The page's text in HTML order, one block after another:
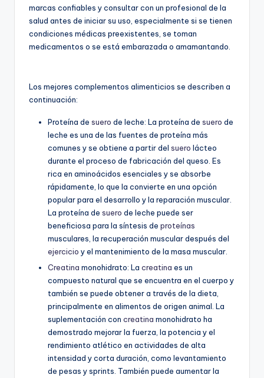
marcas confiables y consultar con un profesional de la
salud antes de iniciar su uso, especialmente si se tienen
condiciones médicas preexistentes, se toman
medicamentos o se está embarazada o amamantando.
Los mejores complementos alimenticios se describen a
continuación:
Proteína de suero de leche: La proteína de suero de
leche es una de las fuentes de proteína más
comunes y se obtiene a partir del suero lácteo
durante el proceso de fabricación del queso. Es
rica en aminoácidos esenciales y se absorbe
rápidamente, lo que la convierte en una opción
popular para el desarrollo y la reparación muscular.
La proteína de suero de leche puede ser
beneficiosa para la síntesis de proteínas
musculares, la recuperación muscular después del
ejercicio y el mantenimiento de la masa muscular.
Creatina monohidrato: La creatina es un
compuesto natural que se encuentra en el cuerpo y
también se puede obtener a través de la dieta,
principalmente en alimentos de origen animal. La
suplementación con creatina monohidrato ha
demostrado mejorar la fuerza, la potencia y el
rendimiento atlético en actividades de alta
intensidad y corta duración, como levantamiento
de pesas y sprints. También puede aumentar la